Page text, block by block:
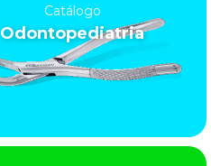
Catálogo
Odontopediatria